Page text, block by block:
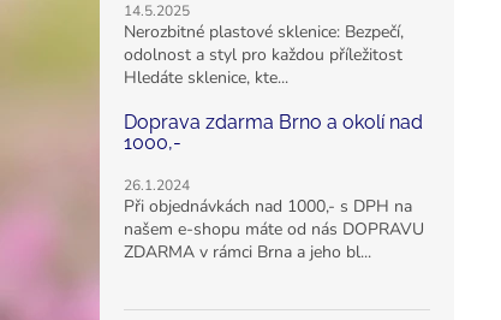
14.5.2025
Nerozbitné plastové sklenice: Bezpečí,
odolnost a styl pro každou příležitost
Hledáte sklenice, kte...
Doprava zdarma Brno a okolí nad
1000,-
26.1.2024
Při objednávkách nad 1000,- s DPH na
našem e-shopu máte od nás DOPRAVU
ZDARMA v rámci Brna a jeho bl...